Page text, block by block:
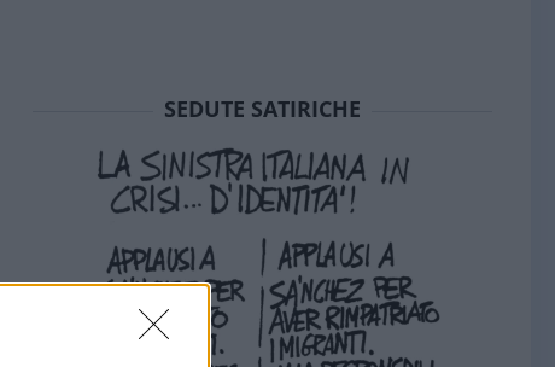
SEDUTE SATIRICHE